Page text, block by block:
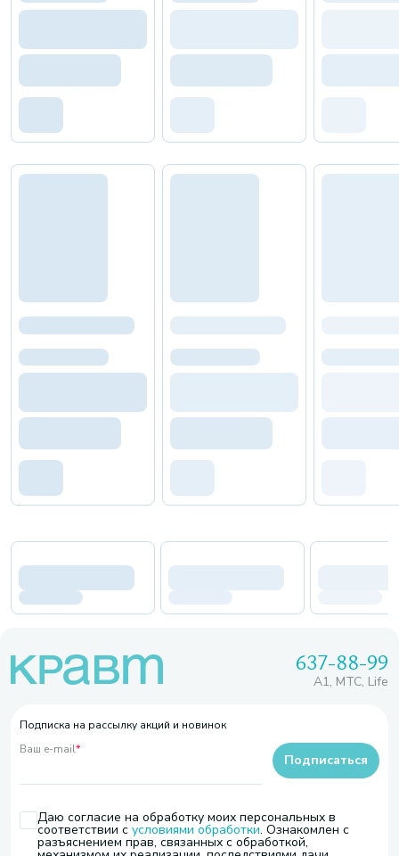
637-88-99
A1, МТС, Life
Подписка на рассылку акций и новинок
Ваш e-mail*
Даю согласие на обработку моих персональных в
соответствии с условиями обработки. Ознакомлен с
разъяснением прав, связанных с обработкой,
Подписаться